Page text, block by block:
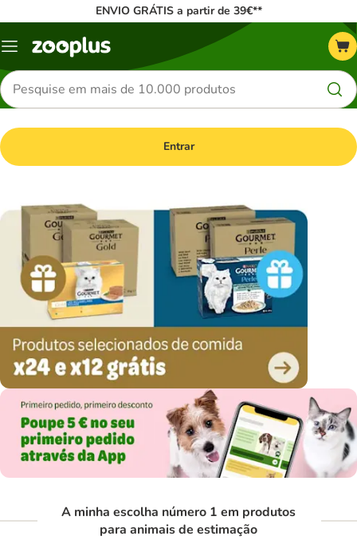
ENVIO GRÁTIS a partir de 39€**
Menu
Pesquisar
produtos
Entrar
A minha escolha número 1 em produtos
para animais de estimação